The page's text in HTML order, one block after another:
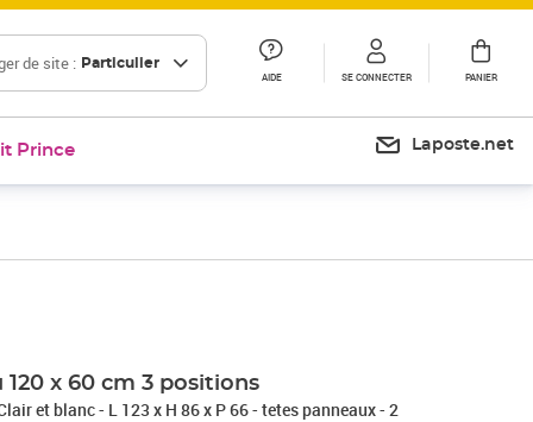
de site : Particulier
AIDE SE CONNECTER PANIER
Prince Laposte.net
120 x 60 cm 3 positions
et blanc - L 123 x H 86 x P 66 - tetes panneaux - 2